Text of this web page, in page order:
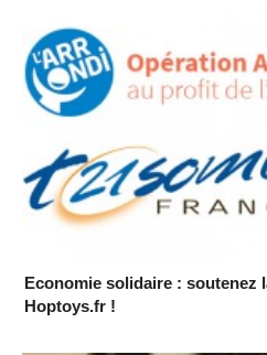
Economie solidaire : soutenez
Hoptoys.fr !